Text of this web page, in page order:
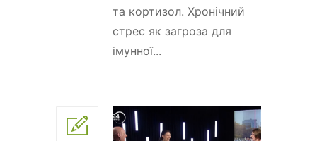
та кортизол. Хронічний
стрес як загроза для
імунної...